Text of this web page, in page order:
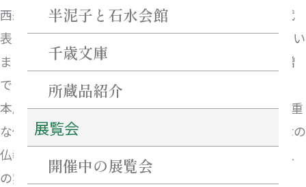
半泥子と石水会館
千歳文庫
所蔵品紹介
展覧会
開催中の展覧会
西来寺は室町時代の名僧・真盛上人が開いた、津を代
表する名刹です。西来寺には数多の宝物が所蔵されてい
ますが、これらの多くは江戸時代後期を代表する学僧
である真阿上人が請来したものです。
本展では、真阿上人の西来寺入寺200年を記念し、貴重
な仏画をはじめ、上人ゆかりの宝物を展示します。津の
仏教美術の精華と、数多くの文化財を伝えた真阿上人
の実像に迫ります。